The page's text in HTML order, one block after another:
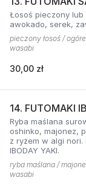
Łosoś pieczony
awokado, serek,
pieczony łosoś /
wasabi
30,00 zł
14. FUTOMAKI
Ryba maślana
oshinko, majonez,
z ryżem w algi nori.
IBODAY YAKI.
ryba maślana /
wasabi